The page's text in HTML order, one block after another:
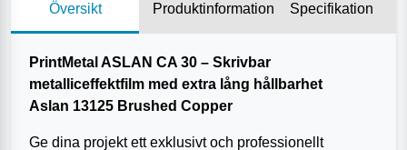
Översikt Produktinformation Specifikation
PrintMetal ASLAN CA 30 – Skrivbar
metalliceffektfilm med extra lång hållbarhet
Aslan 13125 Brushed Copper
Ge dina projekt ett exklusivt och professionellt